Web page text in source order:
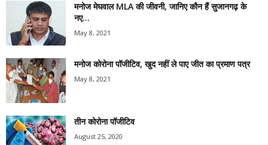
मनोज मेघवाल MLA की जीवनी, जानिए कौन हैं सुजानगढ़ के
नए...
May 8, 2021
मनोज कोरोना पॉजीटिव, खुद नहीं ले पाए जीत का प्रमाण पत्र
May 8, 2021
तीन कोरोना पॉजीटिव
August 25, 2020